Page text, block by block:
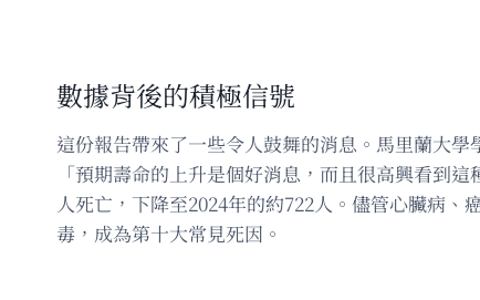
數據背後的積極信號
這份報告帶來了一些令人鼓舞的消息。馬里蘭大
「預期壽命的上升是個好消息，而且很高興看到
人死亡，下降至2024年的約722人。儘管心臟病
毒，成為第十大常見死因。